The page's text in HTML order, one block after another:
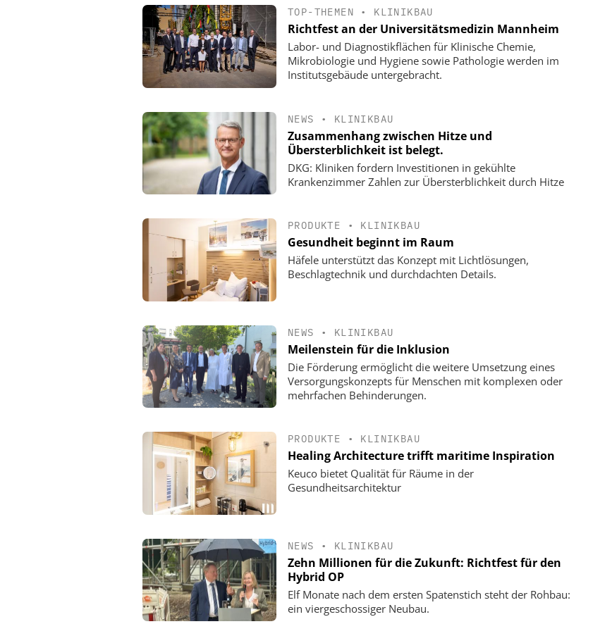
TOP-THEMEN • KLINIKBAU
Richtfest an der Universitätsmedizin Mannheim
Labor- und Diagnostikflächen für Klinische Chemie,
Mikrobiologie und Hygiene sowie Pathologie werden im
Institutsgebäude untergebracht.
NEWS • KLINIKBAU
Zusammenhang zwischen Hitze und
Übersterblichkeit ist belegt.
DKG: Kliniken fordern Investitionen in gekühlte
Krankenzimmer Zahlen zur Übersterblichkeit durch Hitze
PRODUKTE • KLINIKBAU
Gesundheit beginnt im Raum
Häfele unterstützt das Konzept mit Lichtlösungen,
Beschlagtechnik und durchdachten Details.
NEWS • KLINIKBAU
Meilenstein für die Inklusion
Die Förderung ermöglicht die weitere Umsetzung eines
Versorgungskonzepts für Menschen mit komplexen oder
mehrfachen Behinderungen.
PRODUKTE • KLINIKBAU
Healing Architecture trifft maritime Inspiration
Keuco bietet Qualität für Räume in der
Gesundheitsarchitektur
NEWS • KLINIKBAU
Zehn Millionen für die Zukunft: Richtfest für den
Hybrid OP
Elf Monate nach dem ersten Spatenstich steht der Rohbau:
ein viergeschossiger Neubau.